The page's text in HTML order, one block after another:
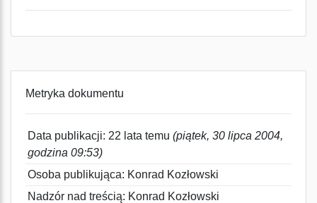
Metryka dokumentu
Data publikacji: 22 lata temu (piątek, 30 lipca 2004,
godzina 09:53)
Osoba publikująca: Konrad Kozłowski
Nadzór nad treścią: Konrad Kozłowski